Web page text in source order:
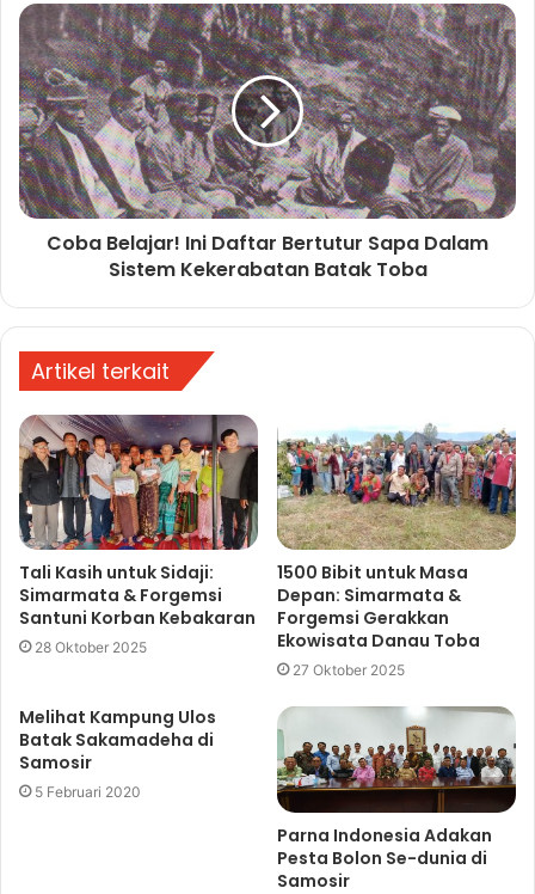
Coba Belajar! Ini Daftar Bertutur Sapa Dalam
Sistem Kekerabatan Batak Toba
Artikel terkait
Tali Kasih untuk Sidaji:
Simarmata & Forgemsi
Santuni Korban Kebakaran
28 Oktober 2025
1500 Bibit untuk Masa
Depan: Simarmata &
Forgemsi Gerakkan
Ekowisata Danau Toba
27 Oktober 2025
Melihat Kampung Ulos
Batak Sakamadeha di
Samosir
5 Februari 2020
Parna Indonesia Adakan
Pesta Bolon Se-dunia di
Samosir